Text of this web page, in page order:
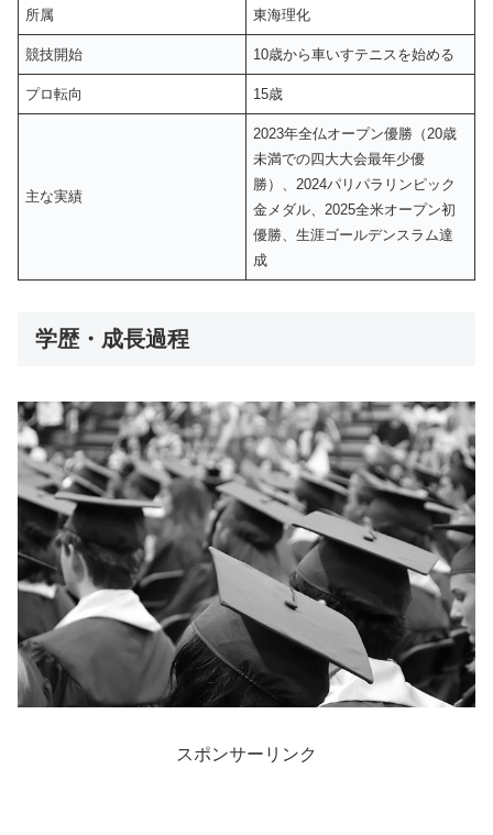
所属 東海理化
競技開始 10歳から車いすテニスを始める
プロ転向 15歳
主な実績
2023年全仏オープン優勝（20歳
未満での四大大会最年少優
勝）、2024パリパラリンピック
金メダル、2025全米オープン初
優勝、生涯ゴールデンスラム達
成
学歴・成長過程
スポンサーリンク